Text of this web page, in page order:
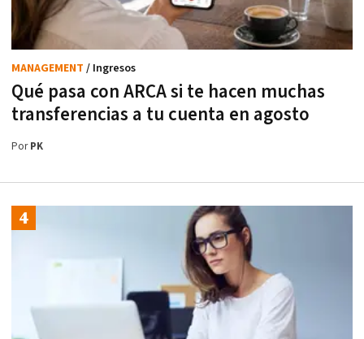
Qué pasa con ARCA si te hacen muchas
transferencias a tu cuenta en agosto
MANAGEMENT / Ingresos
PorPK